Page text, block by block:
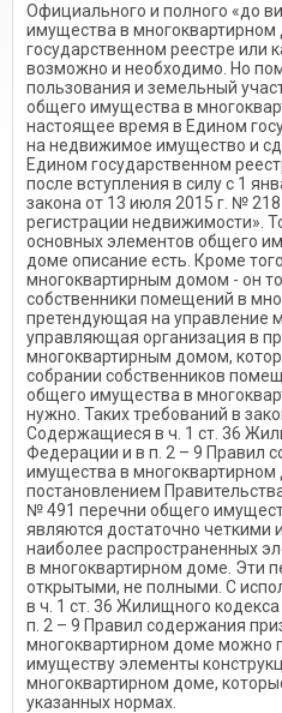
Официального и полного «до
имущества в
государственном реестре или
возможно и необходимо. Но
пользования и земельный
общего имущества в
настоящее время в Едином
на недвижимое имущество и
Едином государственном
после вступления в силу с 1
закона от 13 июля 2015 г. №
регистрации недвижимости».
основных элементов общего
доме описание есть. Кроме
многоквартирным домом - он
собственники помещений в
претендующая на управление
управляющая организация в
многоквартирным домом,
собрании собственников
общего имущества в
нужно. Таких требований в
Содержащиеся в ч. 1 ст. 36
Федерации и в п. 2 – 9 Правил
имущества в
постановлением
№ 491 перечни общего
являются достаточно четкими
наиболее распространенных
в многоквартирном доме. Эти
открытыми, не полными. С
в ч. 1 ст. 36 Жилищного
п. 2 – 9 Правил содержания
многоквартирном доме можно
имуществу элементы
многоквартирном доме,
указанных нормах.